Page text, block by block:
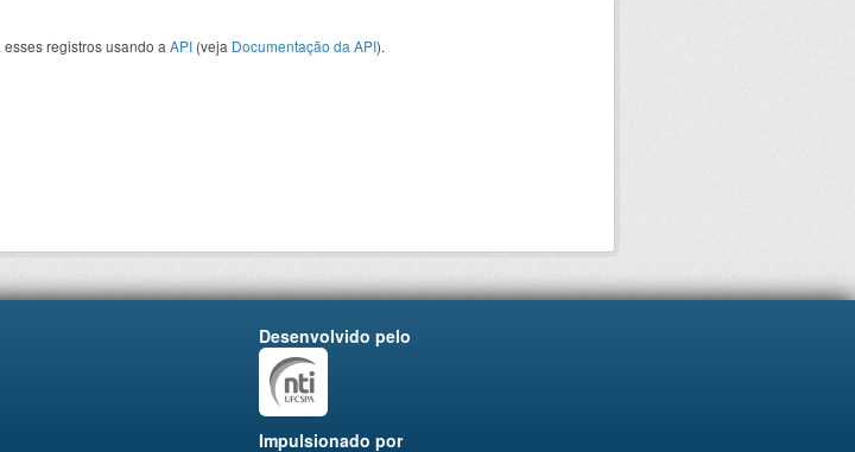
registros usando a API (veja Documentação da API).
Desenvolvido pelo
Impulsionado por